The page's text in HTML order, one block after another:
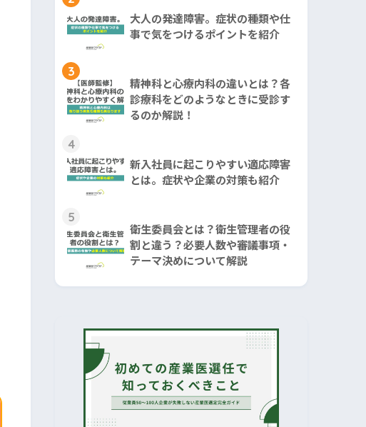
大人の発達障害。症状の種類や仕
事で気をつけるポイントを紹介
3
精神科と心療内科の違いとは？各
診療科をどのようなときに受診す
るのか解説！
4
新入社員に起こりやすい適応障害
とは。症状や企業の対策も紹介
5
衛生委員会とは？衛生管理者の役
割と違う？必要人数や審議事項・
テーマ決めについて解説